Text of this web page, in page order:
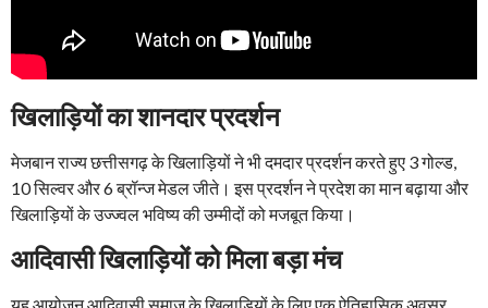
खिलाड़ियों का शानदार प्रदर्शन
मेजबान राज्य छत्तीसगढ़ के खिलाड़ियों ने भी दमदार प्रदर्शन करते हुए 3 गोल्ड,
10 सिल्वर और 6 ब्रॉन्ज मेडल जीते। इस प्रदर्शन ने प्रदेश का मान बढ़ाया और
खिलाड़ियों के उज्ज्वल भविष्य की उम्मीदों को मजबूत किया।
आदिवासी खिलाड़ियों को मिला बड़ा मंच
यह आयोजन आदिवासी समाज के खिलाड़ियों के लिए एक ऐतिहासिक अवसर